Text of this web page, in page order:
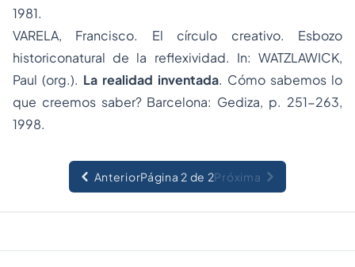
1981.
VARELA, Francisco. El círculo creativo. Esbozo
historiconatural de la reflexividad. In: WATZLAWICK,
Paul (org.). La realidad inventada. Cómo sabemos lo
que creemos saber? Barcelona: Gediza, p. 251-263,
1998.
AnteriorPágina 2 de 2Próxima